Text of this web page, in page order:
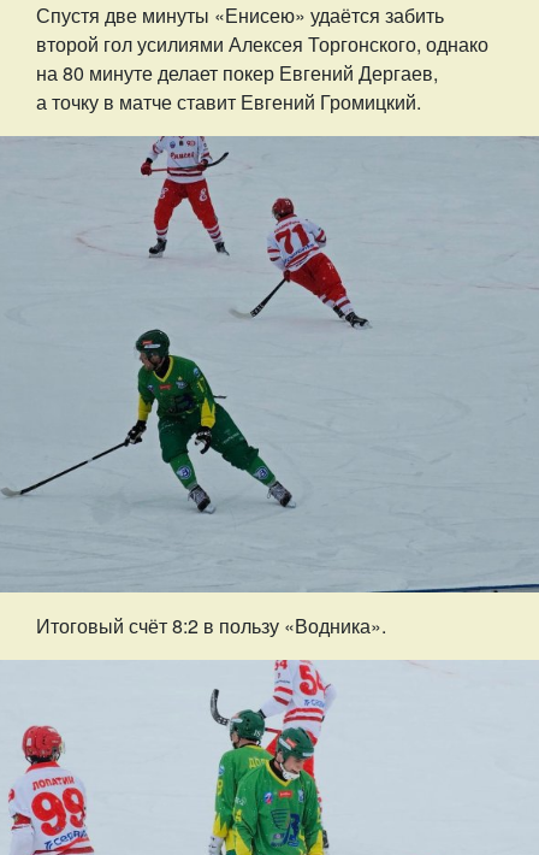
Спустя две минуты «Енисею» удаётся забить
второй гол усилиями Алексея Торгонского, однако
на 80 минуте делает покер Евгений Дергаев,
а точку в матче ставит Евгений Громицкий.
Итоговый счёт 8:2 в пользу «Водника».